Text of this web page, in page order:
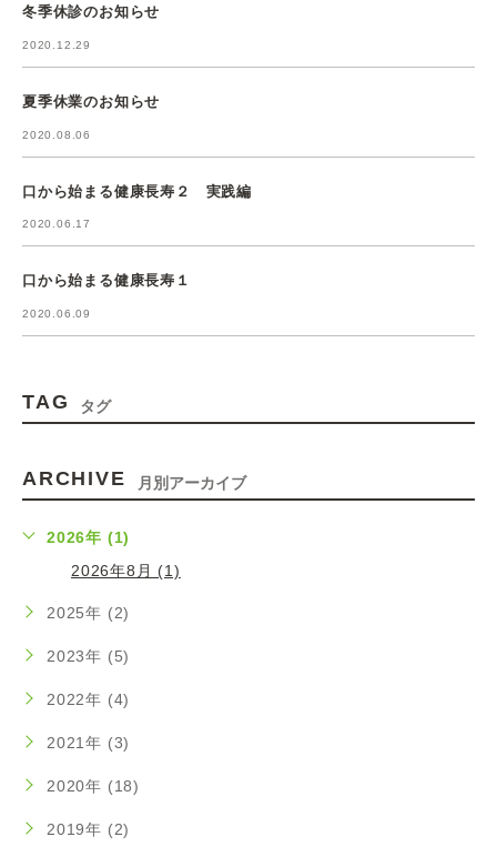
冬季休診のお知らせ
2020.12.29
夏季休業のお知らせ
2020.08.06
口から始まる健康長寿２ 実践編
2020.06.17
口から始まる健康長寿１
2020.06.09
TAG タグ
ARCHIVE 月別アーカイブ
2026年 (1)
2026年8月 (1)
2025年 (2)
2023年 (5)
2022年 (4)
2021年 (3)
2020年 (18)
2019年 (2)